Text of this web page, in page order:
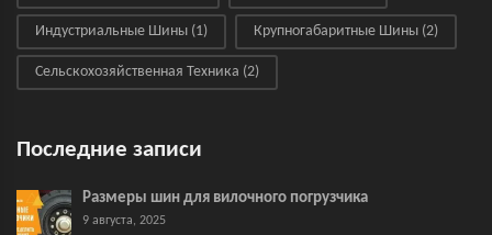
Индустриальные Шины (1) Крупногабаритные Шины (2)
Сельскохозяйственная Техника (2)
Последние записи
Размеры шин для вилочного погрузчика
9 августа, 2025